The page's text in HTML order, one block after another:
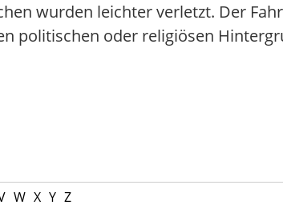
wurden leichter verletzt. Der
politischen oder religiösen
W X Y Z